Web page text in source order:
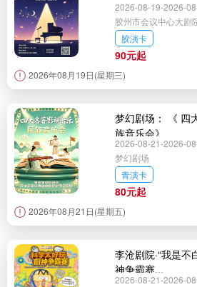
2026-08-19-2026-
胶州市会议中心大剧
胶演卡
90元起
2026年08月19日(星期三)
梦幻剧场： 《
族音乐会》
2026-08-21-2026-
梦幻剧场
青演卡
80元起
2026年08月21日(星期五)
李沧剧院·“我是
神争霸赛...
2026-08-21-2026-